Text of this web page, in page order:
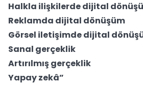
Halkla ilişkilerde dijital
Reklamda dijital dönüşüm
Görsel iletişimde dijital
Sanal gerçeklik
Artırılmış gerçeklik
Yapay zekâ”